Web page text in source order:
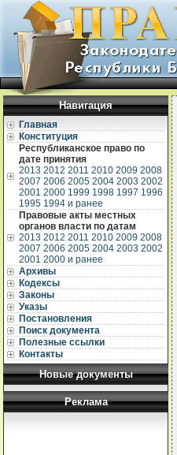
Навигация
Главная
Конституция
Республиканское право по
дате принятия
2013 2012 2011 2010 2009 2008
2007 2006 2005 2004 2003 2002
2001 2000 1999 1998 1997 1996
1995 1994 и ранее
Правовые акты местных
органов власти по датам
2013 2012 2011 2010 2009 2008
2007 2006 2005 2004 2003 2002
2001 2000 и ранее
Архивы
Кодексы
Законы
Указы
Постановления
Поиск документа
Полезные ссылки
Контакты
Новые документы
Реклама